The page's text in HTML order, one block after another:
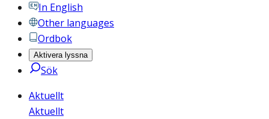
In English
Other languages
Ordbok
Aktivera lyssna
Sök
Aktuellt
Aktuellt